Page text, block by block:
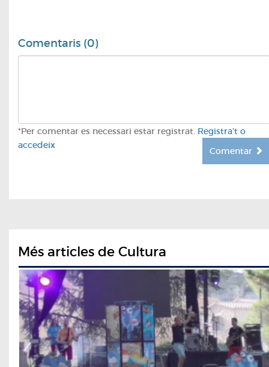
Comentaris (0)
*Per comentar es necessari estar registrat. Registra't o
accedeix
Comentar
Més articles de Cultura